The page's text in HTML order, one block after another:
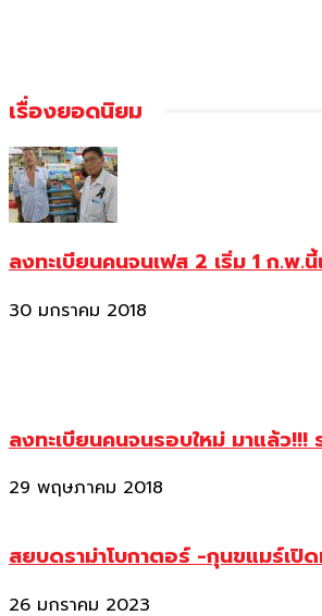
เรื่องยอดนิยม
ลงทะเบียนคนจนเฟส 2 เริ่ม 1 ก.พ.
30 มกราคม 2018
ลงทะเบียนคนจนรอบใหม่ มาแล้ว
29 พฤษภาคม 2018
สยบดราม่าโบกาตอร์ -กุนขแมร์เปิ
26 มกราคม 2023